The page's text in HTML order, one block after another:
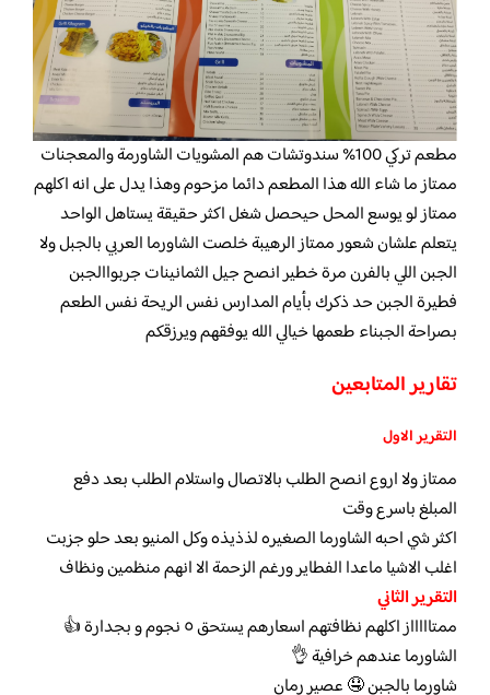
‏مطعم تركي 100% سندوتشات هم المشويات الشاورمة والمعجنات
ممتاز ما شاء الله هذا المطعم دائما مزحوم وهذا يدل على انه اكلهم
ممتاز لو يوسع المحل ‏حيحصل شغل اكثر حقيقة يستاهل الواحد
يتعلم علشان شعور ممتاز الرهيبة خلصت الشاورما العربي بالجبل ولا
الجبن اللي بالفرن مرة خطير انصح جيل الثمانينات جربوا‏الجبن
فطيرة الجبن حد ذكرك بأيام المدارس نفس الريحة نفس الطعم
بصراحة الجبناء طعمها خيالي الله يوفقهم ويرزقكم
تقارير المتابعين
التقرير الاول
ممتاز ولا اروع انصح الطلب بالاتصال واستلام الطلب بعد دفع
المبلغ باسرع وقت
اكثر شي احبه الشاورما الصغيره لذذيذه وكل المنيو بعد حلو جزبت
اغلب الاشيا ماعدا الفطاير ورغم الزحمة الا انهم منظمين ونظاف
التقرير الثاني
ممتاااااز اكلهم نظافتهم اسعارهم يستحق ٥ نجوم و بجدارة 👍
الشاورما عندهم خرافية 👌
شاورما بالجبن 🤤 عصير رمان